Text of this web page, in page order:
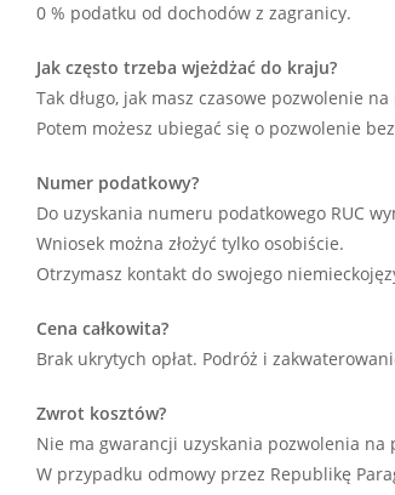
0 % podatku od dochodów z zagranicy.
Jak często trzeba wjeżdżać do kraju?
Tak długo, jak masz czasowe pozwolenie
Potem możesz ubiegać się o pozwolenie
Numer podatkowy?
Do uzyskania numeru podatkowego RUC
Wniosek można złożyć tylko osobiście.
Otrzymasz kontakt do swojego
Cena całkowita?
Brak ukrytych opłat. Podróż i
Zwrot kosztów?
Nie ma gwarancji uzyskania pozwolenia na
W przypadku odmowy przez Republikę